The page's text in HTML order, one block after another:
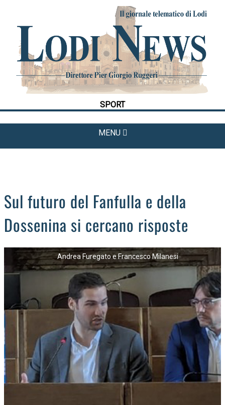
SPORT
MENU
HOME
CRONACA
POLITICA
LA FOTO
METEO
CULTURA
LA PIAZZA
ANIMALI
NECROLOGI
Sul futuro del Fanfulla e della
Dossenina si cercano risposte
Andrea Furegato e Francesco Milanesi